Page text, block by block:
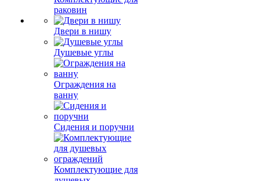
раковин
Двери в нишу
Душевые углы
Ограждения на
ванну
Сидения и поручни
Комплектующие для